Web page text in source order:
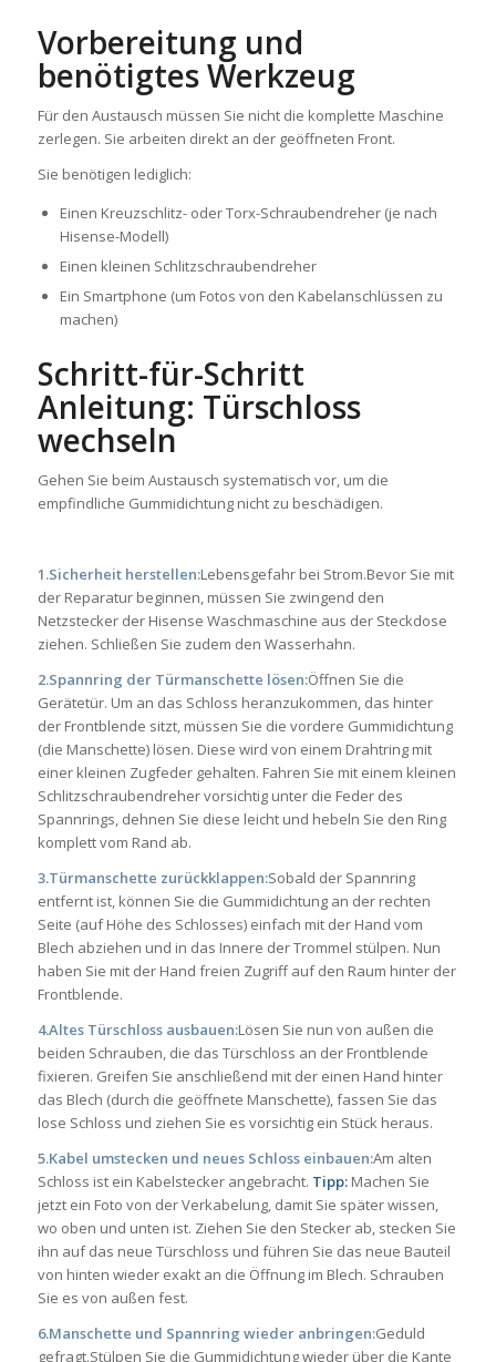
Vorbereitung und
benötigtes Werkzeug
Für den Austausch müssen Sie nicht die komplette Maschine
zerlegen. Sie arbeiten direkt an der geöffneten Front.
Sie benötigen lediglich:
Einen Kreuzschlitz- oder Torx-Schraubendreher (je nach
Hisense-Modell)
Einen kleinen Schlitzschraubendreher
Ein Smartphone (um Fotos von den Kabelanschlüssen zu
machen)
Schritt-für-Schritt
Anleitung: Türschloss
wechseln
Gehen Sie beim Austausch systematisch vor, um die
empfindliche Gummidichtung nicht zu beschädigen.
1.Sicherheit herstellen:Lebensgefahr bei Strom.Bevor Sie mit
der Reparatur beginnen, müssen Sie zwingend den
Netzstecker der Hisense Waschmaschine aus der Steckdose
ziehen. Schließen Sie zudem den Wasserhahn.
2.Spannring der Türmanschette lösen:Öffnen Sie die
Gerätetür. Um an das Schloss heranzukommen, das hinter
der Frontblende sitzt, müssen Sie die vordere Gummidichtung
(die Manschette) lösen. Diese wird von einem Drahtring mit
einer kleinen Zugfeder gehalten. Fahren Sie mit einem kleinen
Schlitzschraubendreher vorsichtig unter die Feder des
Spannrings, dehnen Sie diese leicht und hebeln Sie den Ring
komplett vom Rand ab.
3.Türmanschette zurückklappen:Sobald der Spannring
entfernt ist, können Sie die Gummidichtung an der rechten
Seite (auf Höhe des Schlosses) einfach mit der Hand vom
Blech abziehen und in das Innere der Trommel stülpen. Nun
haben Sie mit der Hand freien Zugriff auf den Raum hinter der
Frontblende.
4.Altes Türschloss ausbauen:Lösen Sie nun von außen die
beiden Schrauben, die das Türschloss an der Frontblende
fixieren. Greifen Sie anschließend mit der einen Hand hinter
das Blech (durch die geöffnete Manschette), fassen Sie das
lose Schloss und ziehen Sie es vorsichtig ein Stück heraus.
5.Kabel umstecken und neues Schloss einbauen:Am alten
Schloss ist ein Kabelstecker angebracht. Tipp:Machen Sie
jetzt ein Foto von der Verkabelung, damit Sie später wissen,
wo oben und unten ist. Ziehen Sie den Stecker ab, stecken Sie
ihn auf das neue Türschloss und führen Sie das neue Bauteil
von hinten wieder exakt an die Öffnung im Blech. Schrauben
Sie es von außen fest.
6.Manschette und Spannring wieder anbringen:Geduld
gefragt.Stülpen Sie die Gummidichtung wieder über die Kante